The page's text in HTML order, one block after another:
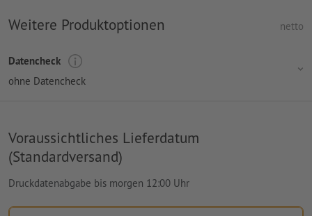
Weitere Produktoptionen netto
Datencheck
ohne Datencheck
Voraussichtliches Lieferdatum
(Standardversand)
Druckdatenabgabe bis morgen 12:00 Uhr